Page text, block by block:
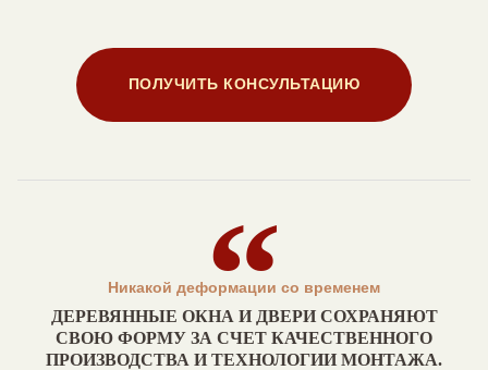
ПОЛУЧИТЬ КОНСУЛЬТАЦИЮ
Никакой деформации со временем
ДЕРЕВЯННЫЕ ОКНА И ДВЕРИ СОХРАНЯЮТ
СВОЮ ФОРМУ ЗА СЧЕТ КАЧЕСТВЕННОГО
ПРОИЗВОДСТВА И ТЕХНОЛОГИИ МОНТАЖА.